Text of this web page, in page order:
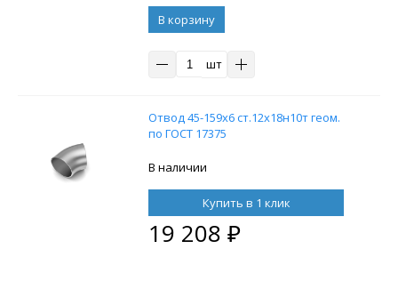
В корзину
шт
Отвод 45-159х6 ст.12х18н10т геом.
по ГОСТ 17375
В наличии
Купить в 1 клик
19 208 ₽